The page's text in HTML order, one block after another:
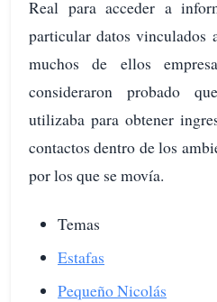
Real para acceder a
particular datos vinculados
muchos de ellos
consideraron probado
utilizaba para obtener
contactos dentro de los
por los que se movía.
Temas
Estafas
Pequeño Nicolás